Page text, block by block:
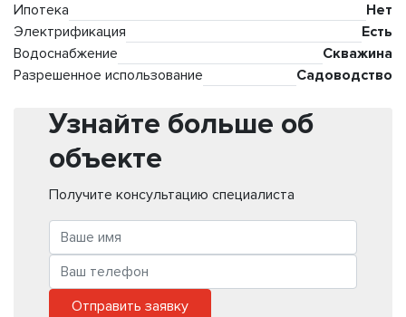
Ипотека
Нет
Электрификация
Есть
Водоснабжение
Скважина
Разрешенное использование
Садоводство
Узнайте больше об
объекте
Получите консультацию специалиста
Отправить заявку